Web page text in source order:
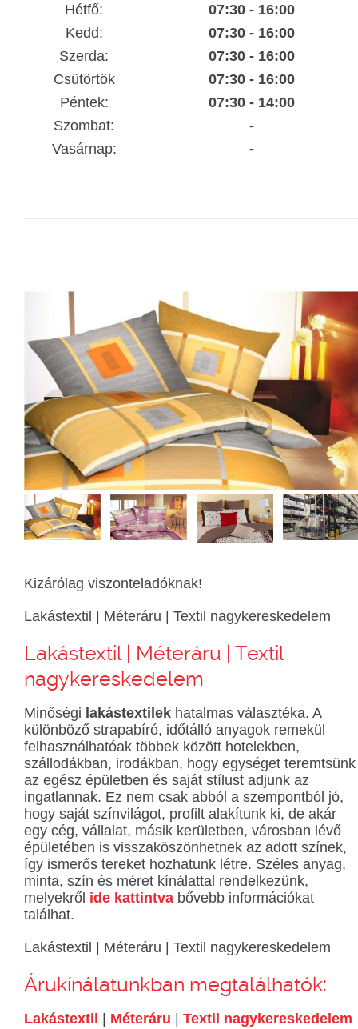
Hétfő:
07:30 - 16:00
Kedd:
07:30 - 16:00
Szerda:
07:30 - 16:00
Csütörtök
07:30 - 16:00
Péntek:
07:30 - 14:00
Szombat:
-
Vasárnap:
-
Kizárólag viszonteladóknak!
Lakástextil | Méteráru | Textil nagykereskedelem
Lakástextil | Méteráru | Textil
nagykereskedelem
Minőségi lakástextilek hatalmas választéka. A
különböző strapabíró, időtálló anyagok remekül
felhasználhatóak többek között hotelekben,
szállodákban, irodákban, hogy egységet teremtsünk
az egész épületben és saját stílust adjunk az
ingatlannak. Ez nem csak abból a szempontból jó,
hogy saját színvilágot, profilt alakítunk ki, de akár
egy cég, vállalat, másik kerületben, városban lévő
épületében is visszaköszönhetnek az adott színek,
így ismerős tereket hozhatunk létre. Széles anyag,
minta, szín és méret kínálattal rendelkezünk,
melyekről ide kattintva bővebb információkat
találhat.
Lakástextil | Méteráru | Textil nagykereskedelem
Árukínálatunkban megtalálhatók:
Lakástextil | Méteráru | Textil nagykereskedelem